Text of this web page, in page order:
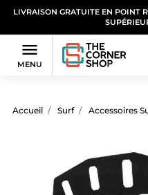
LIVRAISON GRATUITE EN POINT

MENU
Accueil Surf Accessoires